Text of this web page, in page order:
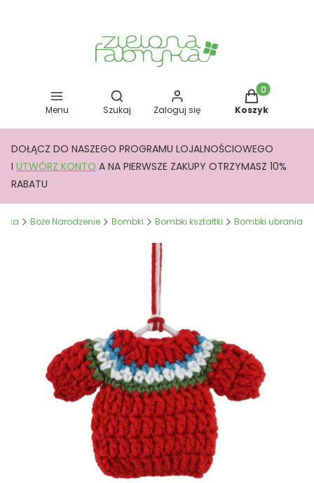
Menu
Otwórz wyszukiwarkę
Szukaj Zaloguj się
Produkty w
Koszyk
DOŁĄCZ DO NASZEGO PROGRAMU LOJALNOŚCIOWEGO
I UTWÓRZ KONTO A NA PIERWSZE ZAKUPY OTRZYMASZ 10%
RABATU
Boże Narodzenie Bombki Bombki kształtki Bombki ubrania